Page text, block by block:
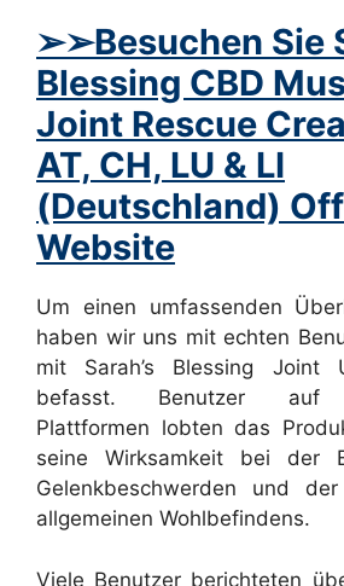
➢➢Besuchen Sie
Blessing CBD
Joint Rescue
AT, CH, LU & LI
(Deutschland)
Website
Um einen umfassenden
haben wir uns mit echten
mit Sarah’s Blessing Joint
befasst. Benutzer auf
Plattformen lobten das
seine Wirksamkeit bei der
Gelenkbeschwerden und
allgemeinen Wohlbefindens.
Viele Benutzer berichteten